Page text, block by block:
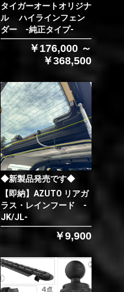
タイガーオートオリジナ
ル ハイラインフェン
ダー -純正タイプ-
￥176,000 ～
￥368,500
◆新製品発売です◆
【即納】AZUTO リアガ
ラス・レインフード -
JK/JL-
￥9,900